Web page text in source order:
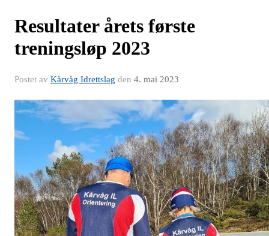
Resultater årets første
treningsløp 2023
Postet av Kårvåg Idrettslag den 4. mai 2023